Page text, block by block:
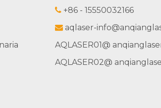
 +86 - 15550032166
 aqlaser-
AQLASER01@
AQLASER02@